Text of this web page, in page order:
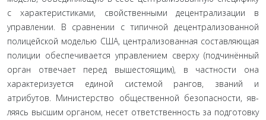
с характеристиками, свойственными децентра­лизации в
управлении. В сравнении с типичной децентра­лизованной
полицейской моделью США, централизованная составляющая
полиции обеспечивается управлением сверху (подчинённый
орган отвечает перед вышестоящим), в част­ности она
характеризуется единой системой рангов, званий и
атрибутов. Министерство общественной безопасности, яв­
ляясь высшим органом, несет ответственность за подготов­ку